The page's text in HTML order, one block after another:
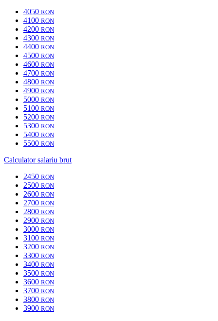
4050 RON
4100 RON
4200 RON
4300 RON
4400 RON
4500 RON
4600 RON
4700 RON
4800 RON
4900 RON
5000 RON
5100 RON
5200 RON
5300 RON
5400 RON
5500 RON
Calculator salariu brut
2450 RON
2500 RON
2600 RON
2700 RON
2800 RON
2900 RON
3000 RON
3100 RON
3200 RON
3300 RON
3400 RON
3500 RON
3600 RON
3700 RON
3800 RON
3900 RON